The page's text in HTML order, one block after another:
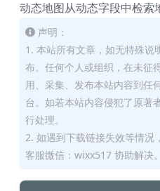
动态地图从动态字段中检索
声明：
1. 本站所有文章，如无特殊说
布。任何个人或组织，在未征
用、采集、发布本站内容到任
台。如若本站内容侵犯了原著
行处理。
2. 如遇到下载链接失效等情况
客服微信：wixx517 协助解决。